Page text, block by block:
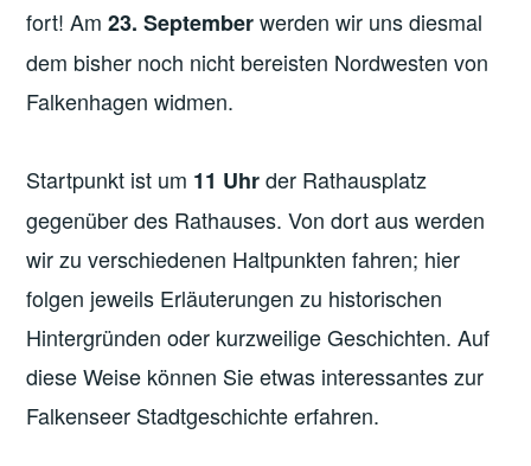
fort! Am23. Septemberwerden wir uns diesmal
dem bisher noch nicht bereisten Nordwesten von
Falkenhagen widmen.
Startpunkt ist um 11 Uhrder Rathausplatz
gegenüber des Rathauses. Von dort aus werden
wir zu verschiedenen Haltpunkten fahren; hier
folgen jeweils Erläuterungen zu historischen
Hintergründen oder kurzweilige Geschichten. Auf
diese Weise können Sie etwas interessantes zur
Falkenseer Stadtgeschichte erfahren.